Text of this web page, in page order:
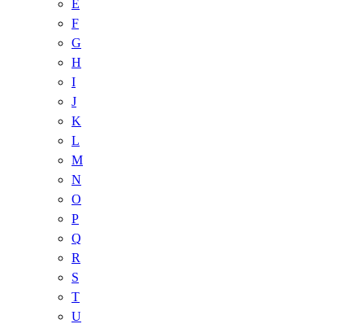
E
F
G
H
I
J
K
L
M
N
O
P
Q
R
S
T
U